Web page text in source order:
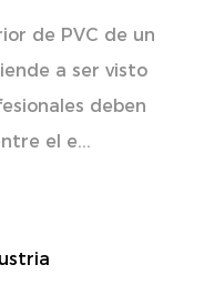
de PVC de un
a ser visto
deben
el e...